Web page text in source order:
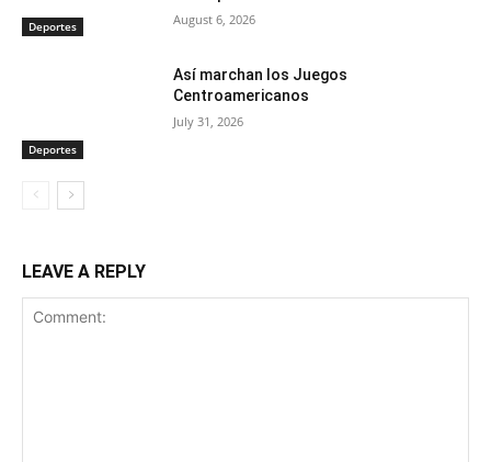
Deportes August 6, 2026
Deportes
Así marchan los Juegos
Centroamericanos
July 31, 2026
LEAVE A REPLY